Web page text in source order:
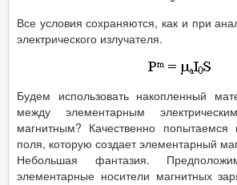
Все условия сохраняются, как и при
электрического излучателя.
Будем использовать накопленный
между элементарным
магнитным? Качественно попытаемся
поля, которую создает элементарный
Небольшая фантазия.
элементарные носители магнитных